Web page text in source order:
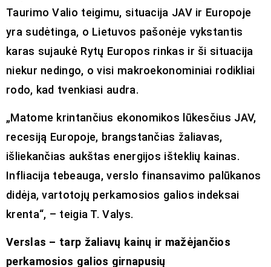
Taurimo Valio teigimu, situacija JAV ir Europoje
yra sudėtinga, o Lietuvos pašonėje vykstantis
karas sujaukė Rytų Europos rinkas ir ši situacija
niekur nedingo, o visi makroekonominiai rodikliai
rodo, kad tvenkiasi audra.
„Matome krintančius ekonomikos lūkesčius JAV,
recesiją Europoje, brangstančias žaliavas,
išliekančias aukštas energijos išteklių kainas.
Infliacija tebeauga, verslo finansavimo palūkanos
didėja, vartotojų perkamosios galios indeksai
krenta“, – teigia T. Valys.
Verslas – tarp žaliavų kainų ir mažėjančios
perkamosios galios girnapusių